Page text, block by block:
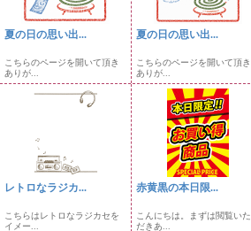
夏の日の思い出...
こちらのページを開いて頂き
ありが...
夏の日の思い出...
こちらのページを開いて頂き
ありが...
レトロなラジカ...
こちらはレトロなラジカセを
イメー...
赤黄黒の本日限...
こんにちは。まずは閲覧いた
だきあ...